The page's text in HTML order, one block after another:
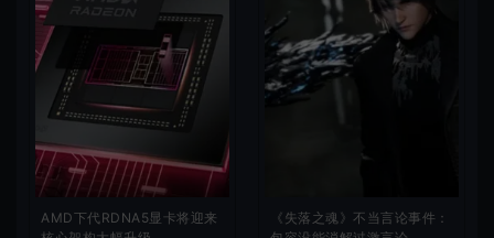
AMD下代RDNA5显卡将迎来
《失落之魂》不当言论事件：